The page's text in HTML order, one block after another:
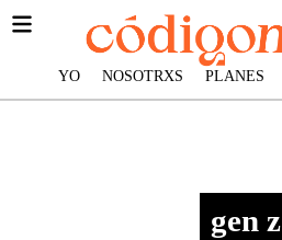
YO NOSOTRXS PLANES
gen z